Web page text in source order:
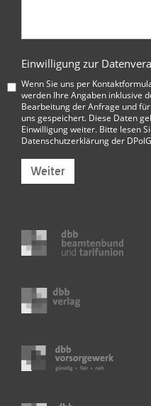
Einwilligung zur
Wenn Sie uns per
werden Ihre Angaben inklusive
Bearbeitung der Anfrage und
uns gespeichert. Diese Daten
Einwilligung weiter. Bitte lesen
Datenschutzerklärung der
Weiter